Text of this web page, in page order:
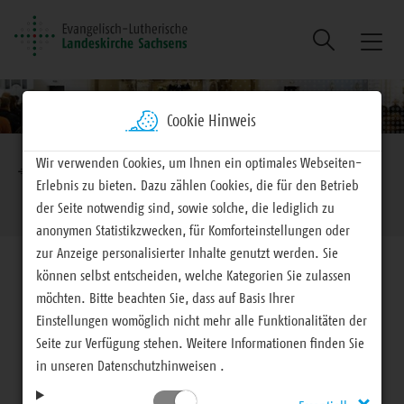
Suche
Brotkrumennavigation
EVLKS - engagiert Landeskirche
Landessynode
Sonntag, 19. November 2017
27. Landessynode Berichterstattung, Vorlagen und
Beschlüsse
Cookie Hinweis
Wir verwenden Cookies, um Ihnen ein optimales Webseiten-
Erlebnis zu bieten. Dazu zählen Cookies, die für den Betrieb
der Seite notwendig sind, sowie solche, die lediglich zu
anonymen Statistikzwecken, für Komforteinstellungen oder
zur Anzeige personalisierter Inhalte genutzt werden. Sie
können selbst entscheiden, welche Kategorien Sie zulassen
möchten. Bitte beachten Sie, dass auf Basis Ihrer
Einstellungen womöglich nicht mehr alle Funktionalitäten der
Seite zur Verfügung stehen. Weitere Informationen finden Sie
in unseren Datenschutzhinweisen .